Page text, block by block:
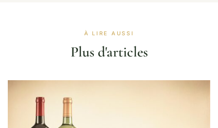
À LIRE AUSSI
Plus d'articles